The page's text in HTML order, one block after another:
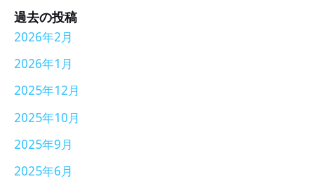
過去の投稿
2026年2月
2026年1月
2025年12月
2025年10月
2025年9月
2025年6月